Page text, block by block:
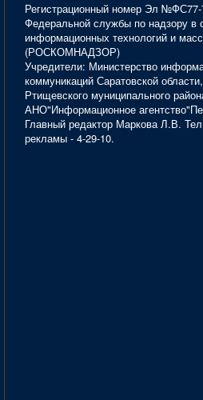
Регистрационный номер Эл №ФС77-
Федеральной службы по надзору в
информационных технологий и
(РОСКОМНАДЗОР)
Учредители: Министерство
коммуникаций Саратовской
Ртищевского муниципального
АНО"Информационное
Главный редактор Маркова Л.В.
рекламы - 4-29-10.